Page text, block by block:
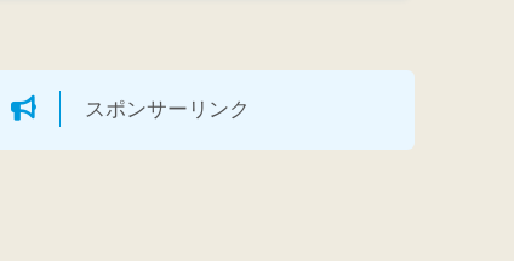
スポンサーリンク